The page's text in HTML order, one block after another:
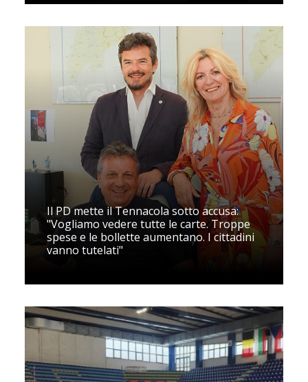
Il PD mette il Tennacola sotto accusa:
"Vogliamo vedere tutte le carte. Troppe
spese e le bollette aumentano. I cittadini
vanno tutelati"